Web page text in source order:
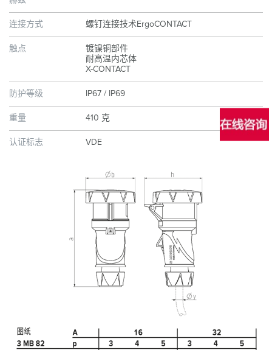
连接方式 螺钉连接技术ErgoCONTACT
触点
镀镍铜部件
耐高温内芯体
X-CONTACT
防护等级 IP67 / IP69
重量 410 克
认证标志 VDE